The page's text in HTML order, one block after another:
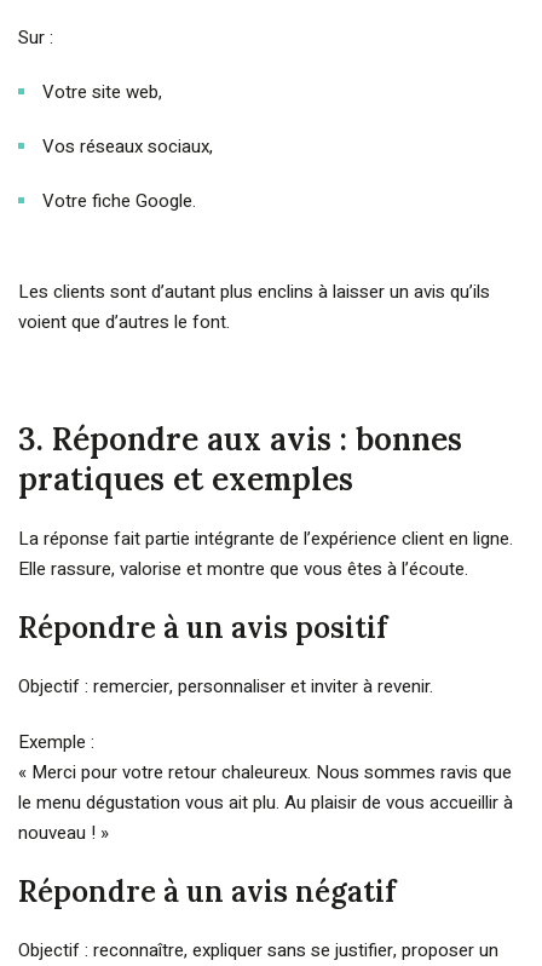
Sur :
Votre site web,
Vos réseaux sociaux,
Votre fiche Google.
Les clients sont d’autant plus enclins à laisser un avis qu’ils
voient que d’autres le font.
3. Répondre aux avis : bonnes
pratiques et exemples
La réponse fait partie intégrante de l’expérience client en ligne.
Elle rassure, valorise et montre que vous êtes à l’écoute.
Répondre à un avis positif
Objectif : remercier, personnaliser et inviter à revenir.
Exemple :
« Merci pour votre retour chaleureux. Nous sommes ravis que
le menu dégustation vous ait plu. Au plaisir de vous accueillir à
nouveau ! »
Répondre à un avis négatif
Objectif : reconnaître, expliquer sans se justifier, proposer un